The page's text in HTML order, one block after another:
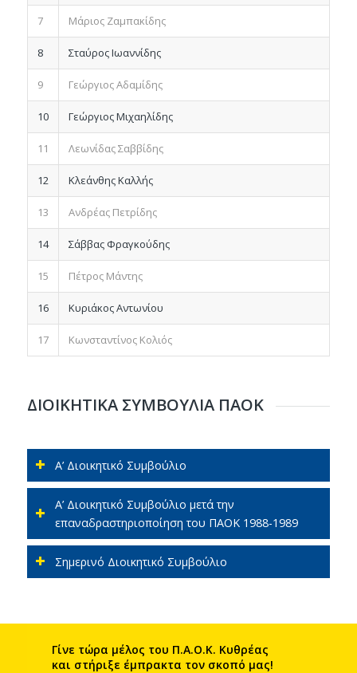
7 Μάριος Ζαμπακίδης
8 Σταύρος Ιωαννίδης
9 Γεώργιος Αδαμίδης
10 Γεώργιος Μιχαηλίδης
11 Λεωνίδας Σαββίδης
12 Κλεάνθης Καλλής
13 Ανδρέας Πετρίδης
14 Σάββας Φραγκούδης
15 Πέτρος Μάντης
16 Κυριάκος Αντωνίου
17 Κωνσταντίνος Κολιός
ΔΙΟΙΚΗΤΙΚΑ ΣΥΜΒΟΥΛΙΑ ΠΑΟΚ
Α’ Διοικητικό Συμβούλιο
Α’ Διοικητικό Συμβούλιο μετά την
επαναδραστηριοποίηση του ΠΑΟΚ 1988-1989
Σημερινό Διοικητικό Συμβούλιο
Γίνε τώρα μέλος του Π.Α.Ο.Κ. Kυθρέας
και στήριξε έμπρακτα τον σκοπό μας!